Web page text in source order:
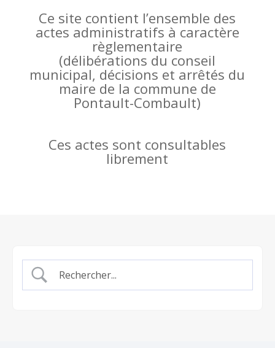
Ce site contient l’ensemble des
actes administratifs à caractère
règlementaire
(délibérations du conseil
municipal, décisions et arrêtés du
maire de la commune de
Pontault-Combault)
Ces actes sont consultables
librement